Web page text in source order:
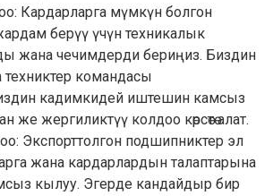
Кардарларга мүмкүн болгон
жардам берүү үчүн техникалык
жана чечимдерди бериңиз. Биздин
командасы
кадимкидей иштешин камсыз
же жергиликтүү колдоо көрсөтө алат.
Экспорттолгон подшипниктер эл
жана кардарлардын талаптарына
кылуу. Эгерде кандайдыр бир